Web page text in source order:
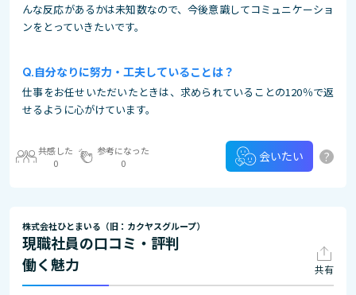
んな反応があるかは未知数なので、今後意識してコミュニケーショ
ンをとっていきたいです。
自分なりに努力・工夫していることは？
仕事をお任せいただいたときは、求められていることの120％で返
せるように心がけています。
共感した
0
参考になった
0
会いたい ?
株式会社ひとまいる（旧：カクヤスグループ）
現職社員の口コミ・評判
働く魅力
共有